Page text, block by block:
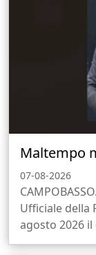
Maltempo
07-08-2026
Ufficiale della
agosto 2026